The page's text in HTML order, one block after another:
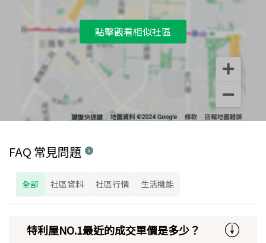
點擊觀看相似社區
FAQ 常見問題
全部 社區資料 社區行情 生活機能
特利屋NO.1最近的成交單價是多少？